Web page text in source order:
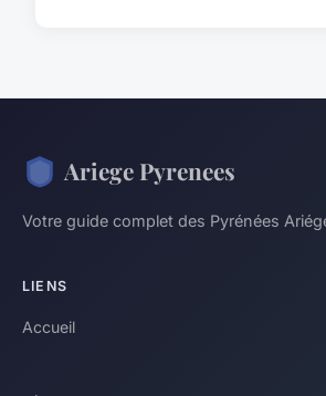
Ariege Pyrenees
Votre guide complet des Pyrénées
LIENS
Accueil